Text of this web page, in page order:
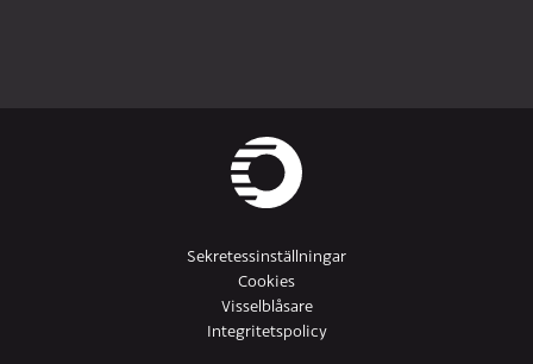
Sekretessinställningar
Cookies
Visselblåsare
Integritetspolicy